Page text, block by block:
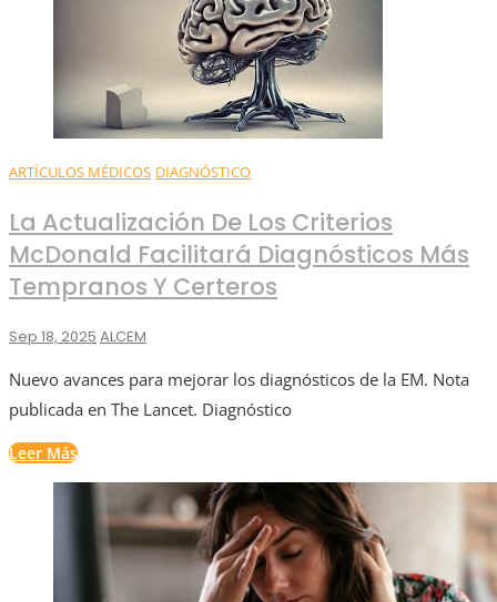
ARTÍCULOS MÉDICOS DIAGNÓSTICO
La Actualización De Los Criterios
McDonald Facilitará Diagnósticos Más
Tempranos Y Certeros
Sep 18, 2025 ALCEM
Nuevo avances para mejorar los diagnósticos de la EM. Nota
publicada en The Lancet. Diagnóstico
Leer Más